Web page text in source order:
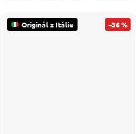
Originál z Itálie –36 %